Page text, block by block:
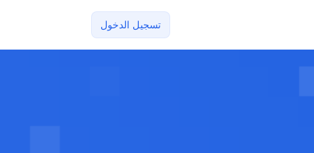
تسجيل الدخول